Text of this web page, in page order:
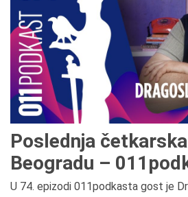
Poslednja
Beogradu –
U 74. epizodi 011podkasta gost je